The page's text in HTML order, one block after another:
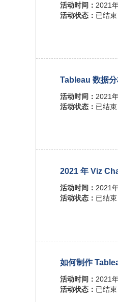
活动时间： 2021
活动状态： 已结束
Tableau 数据
活动时间： 2021
活动状态： 已结束
2021 年 Viz
活动时间： 2021
活动状态： 已结束
如何制作
活动时间： 2021
活动状态： 已结束